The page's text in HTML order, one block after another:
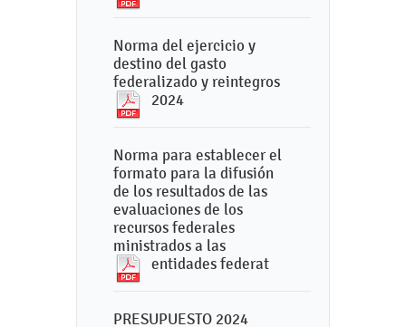
Norma del ejercicio y
destino del gasto
federalizado y reintegros
2024
Norma para establecer el
formato para la difusión
de los resultados de las
evaluaciones de los
recursos federales
ministrados a las
entidades federat
PRESUPUESTO 2024